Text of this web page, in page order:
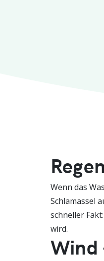
Wenn das
Schlamassel
schneller
wird.
Wind